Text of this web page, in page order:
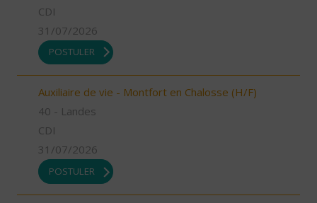
CDI
31/07/2026
POSTULER
Auxiliaire de vie - Montfort en Chalosse (H/F)
40 - Landes
CDI
31/07/2026
POSTULER